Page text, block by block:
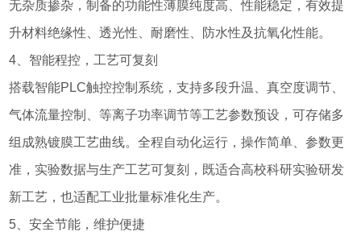
无杂质掺杂，制备的功能性薄膜纯度高、性能稳定，有效提
升材料绝缘性、透光性、耐磨性、防水性及抗氧化性能。
4、智能程控，工艺可复刻
搭载智能PLC触控控制系统，支持多段升温、真空度调节、
气体流量控制、等离子功率调节等工艺参数预设，可存储多
组成熟镀膜工艺曲线。全程自动化运行，操作简单、参数更
准，实验数据与生产工艺可复刻，既适合高校科研实验研发
新工艺，也适配工业批量标准化生产。
5、安全节能，维护便捷